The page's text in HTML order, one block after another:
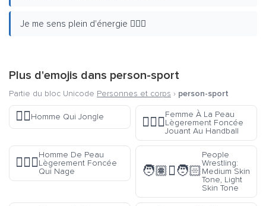
Je me sens plein d'énergie 🚴🏻‍♂️
Plus d'emojis dans person-sport
Partie du bloc Unicode Personnes et corps › person-sport
🤹‍♂️Homme Qui Jongle 🤾🏾‍♀️
Femme À La Peau
Lègerement Foncée
Jouant Au Handball
🏊🏾‍♂️
Homme De Peau
Lègerement Foncée
Qui Nage
🧑🏽‍🫯‍🧑🏻
People
Wrestling:
Medium Skin
Tone, Light
Skin Tone